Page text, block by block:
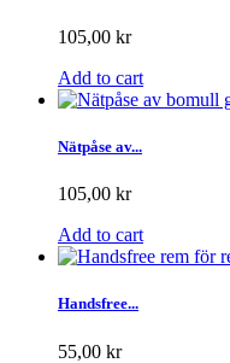
105,00 kr
Add to cart
Nätpåse av...
105,00 kr
Add to cart
Handsfree...
55,00 kr